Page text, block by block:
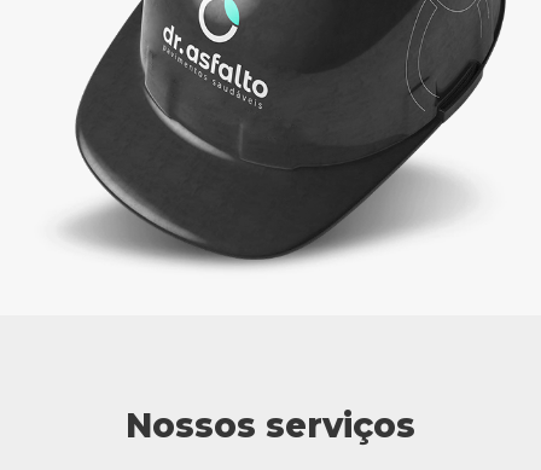
Nossos serviços